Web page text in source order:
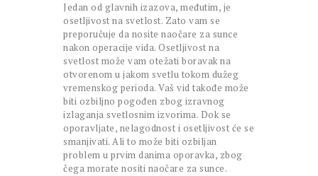
Jedan od glavnih izazova, međutim, je
osetljivost na svetlost. Zato vam se
preporučuje da nosite naočare za sunce
nakon operacije vida. Osetljivost na
svetlost može vam otežati boravak na
otvorenom u jakom svetlu tokom dužeg
vremenskog perioda. Vaš vid takođe može
biti ozbiljno pogođen zbog izravnog
izlaganja svetlosnim izvorima. Dok se
oporavljate, nelagodnost i osetljivost će se
smanjivati. Ali to može biti ozbiljan
problem u prvim danima oporavka, zbog
čega morate nositi naočare za sunce.